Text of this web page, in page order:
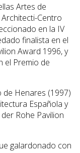
Artes de
Centro
en la IV
finalista en el
Award 1996, y
el Premio de
de Henares (1997)
Española y
Rohe Pavilion
galardonado con